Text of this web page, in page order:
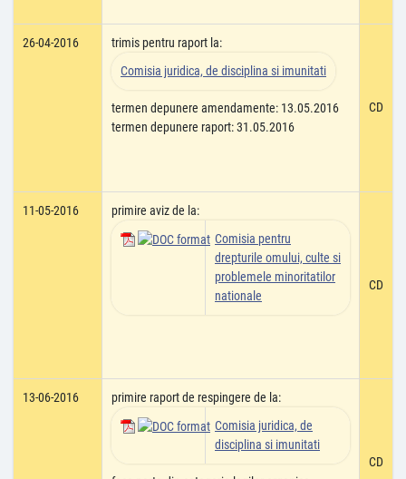
26-04-2016
trimis pentru raport la:
Comisia juridica, de disciplina si imunitati
termen depunere amendamente: 13.05.2016
termen depunere raport: 31.05.2016
CD
11-05-2016
primire aviz de la:
Comisia pentru
drepturile omului, culte si
problemele minoritatilor
nationale
CD
13-06-2016
primire raport de respingere de la:
Comisia juridica, de
disciplina si imunitati
CD